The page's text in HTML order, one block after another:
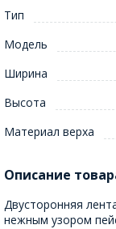
Тип
Модель
Ширина
Высота
Материал верха
Описание
Двусторонняя
нежным узором